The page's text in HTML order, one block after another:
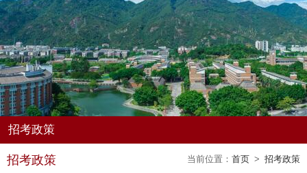
招考政策
当前位置： 首页 > 招考政策
招考政策